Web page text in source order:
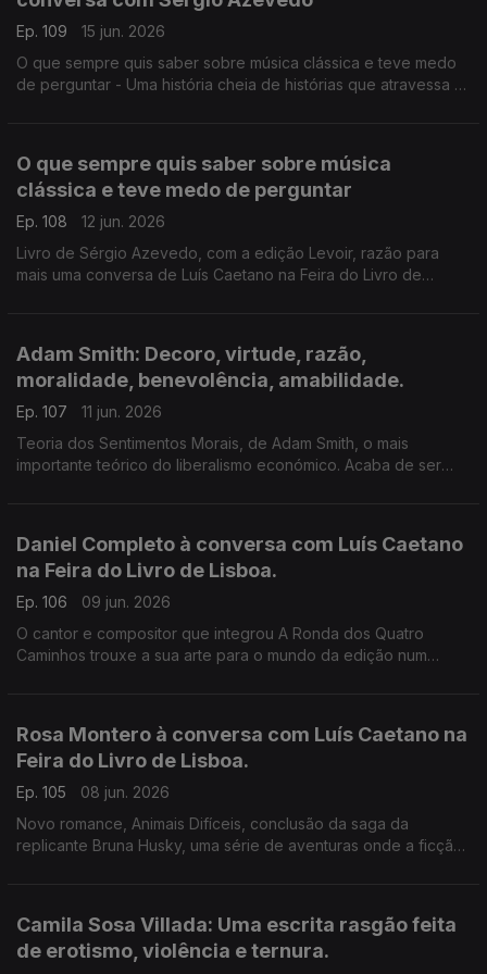
Ep. 109
15 jun. 2026
O que sempre quis saber sobre música clássica e teve medo
de perguntar - Uma história cheia de histórias que atravessa a
O que sempre quis saber sobre música
clássica e teve medo de perguntar
Ep. 108
12 jun. 2026
Livro de Sérgio Azevedo, com a edição Levoir, razão para
mais uma conversa de Luís Caetano na Feira do Livro de
Adam Smith: Decoro, virtude, razão,
moralidade, benevolência, amabilidade.
Ep. 107
11 jun. 2026
Teoria dos Sentimentos Morais, de Adam Smith, o mais
importante teórico do liberalismo económico. Acaba de ser
Daniel Completo à conversa com Luís Caetano
na Feira do Livro de Lisboa.
Ep. 106
09 jun. 2026
O cantor e compositor que integrou A Ronda dos Quatro
Caminhos trouxe a sua arte para o mundo da edição num
voz e música. Vamos por exemplo conhecer um livro que
apresenta Zeca Afonso às crianças.
Rosa Montero à conversa com Luís Caetano na
Feira do Livro de Lisboa.
Ep. 105
08 jun. 2026
Novo romance, Animais Difíceis, conclusão da saga da
replicante Bruna Husky, uma série de aventuras onde a ficção
Camila Sosa Villada: Uma escrita rasgão feita
de erotismo, violência e ternura.